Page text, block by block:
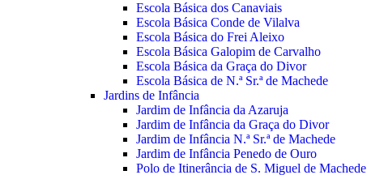
Escola Básica dos Canaviais
Escola Básica Conde de Vilalva
Escola Básica do Frei Aleixo
Escola Básica Galopim de Carvalho
Escola Básica da Graça do Divor
Escola Básica de N.ª Sr.ª de Machede
Jardins de Infância
Jardim de Infância da Azaruja
Jardim de Infância da Graça do Divor
Jardim de Infância N.ª Sr.ª de Machede
Jardim de Infância Penedo de Ouro
Polo de Itinerância de S. Miguel de Machede